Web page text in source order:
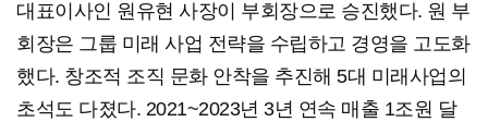
대표이사인 원유현 사장이 부회장으로 승진했다. 원 부
회장은 그룹 미래 사업 전략을 수립하고 경영을 고도화
했다. 창조적 조직 문화 안착을 추진해 5대 미래사업의
초석도 다졌다. 2021~2023년 3년 연속 매출 1조원 달